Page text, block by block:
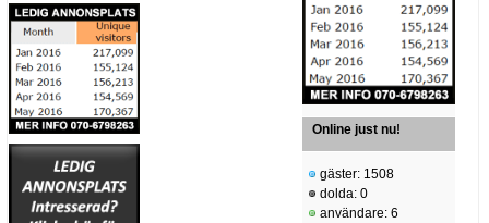
Online just nu!
gäster: 1508
dolda: 0
användare: 6